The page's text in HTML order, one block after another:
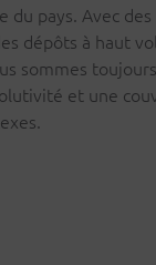
du pays. Avec
dépôts à haut
sommes
et une